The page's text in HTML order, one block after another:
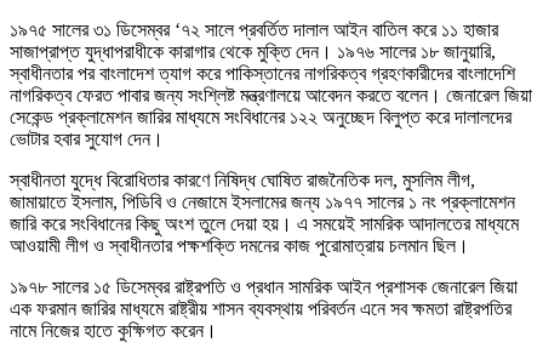
১৯৭৫ সালের ৩১ ডিসেম্বর ‘৭২ সালে প্রবর্তিত দালাল আইন বাতিল করে ১১ হাজার
সাজাপ্রাপ্ত যুদ্ধাপরাধীকে কারাগার থেকে মুক্তি দেন। ১৯৭৬ সালের ১৮ জানুয়ারি,
স্বাধীনতার পর বাংলাদেশ ত্যাগ করে পাকিস্তানের নাগরিকত্ব গ্রহণকারীদের বাংলাদেশি
নাগরিকত্ব ফেরত পাবার জন্য সংশ্লিষ্ট মন্ত্রণালয়ে আবেদন করতে বলেন। জেনারেল জিয়া
সেকেন্ড প্রক্লামেশন জারির মাধ্যমে সংবিধানের ১২২ অনুচ্ছেদ বিলুপ্ত করে দালালদের
ভোটার হবার সুযোগ দেন।
স্বাধীনতা যুদ্ধে বিরোধিতার কারণে নিষিদ্ধ ঘোষিত রাজনৈতিক দল, মুসলিম লীগ,
জামায়াতে ইসলাম, পিডিবি ও নেজামে ইসলামের জন্য ১৯৭৭ সালের ১ নং প্রক্লামেশন
জারি করে সংবিধানের কিছু অংশ তুলে দেয়া হয়। এ সময়েই সামরিক আদালতের মাধ্যমে
আওয়ামী লীগ ও স্বাধীনতার পক্ষশক্তি দমনের কাজ পুরোমাত্রায় চলমান ছিল।
১৯৭৮ সালের ১৫ ডিসেম্বর রাষ্ট্রপতি ও প্রধান সামরিক আইন প্রশাসক জেনারেল জিয়া
এক ফরমান জারির মাধ্যমে রাষ্ট্রীয় শাসন ব্যবস্থায় পরিবর্তন এনে সব ক্ষমতা রাষ্ট্রপতির
নামে নিজের হাতে কুক্ষিগত করেন।